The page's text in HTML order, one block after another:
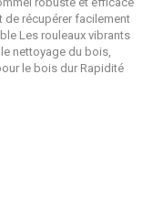
de récupérer facilement
Les rouleaux vibrants
nettoyage du bois,
le bois dur Rapidité